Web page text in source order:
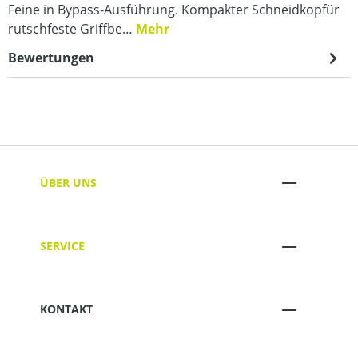
Feine in Bypass-Ausführung. Kompakter Schneidkopfür
rutschfeste Griffbe… Mehr
Bewertungen
ÜBER UNS
SERVICE
KONTAKT